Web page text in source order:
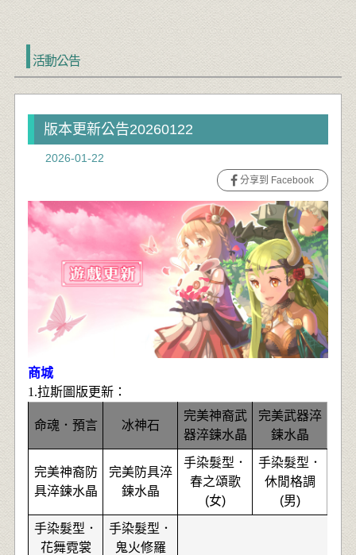
活動公告
版本更新公告20260122
2026-01-22
分享到 Facebook
商城
1.拉斯圖版更新：
命魂．預言 冰神石
完美神裔武
器淬鍊水晶
完美武器淬
鍊水晶
完美神裔防
具淬鍊水晶
完美防具淬
鍊水晶
手染髮型．
春之頌歌
(女)
手染髮型．
休閒格調
(男)
手染髮型．
花舞霓裳
手染髮型．
鬼火修羅